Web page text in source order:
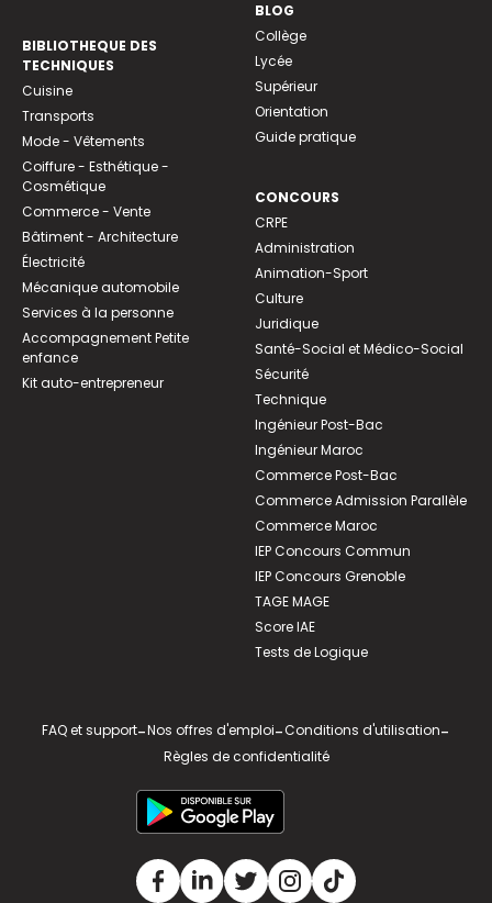
BIBLIOTHEQUE DES
TECHNIQUES
Cuisine
Transports
Mode - Vêtements
Coiffure - Esthétique -
Cosmétique
Commerce - Vente
Bâtiment - Architecture
Électricité
Mécanique automobile
Services à la personne
Accompagnement Petite
enfance
Kit auto-entrepreneur
BLOG
Collège
Lycée
Supérieur
Orientation
Guide pratique
CONCOURS
CRPE
Administration
Animation-Sport
Culture
Juridique
Santé-Social et Médico-Social
Sécurité
Technique
Ingénieur Post-Bac
Ingénieur Maroc
Commerce Post-Bac
Commerce Admission Parallèle
Commerce Maroc
IEP Concours Commun
IEP Concours Grenoble
TAGE MAGE
Score IAE
Tests de Logique
FAQ et support-Nos offres d'emploi-Conditions d'utilisation-
Règles de confidentialité